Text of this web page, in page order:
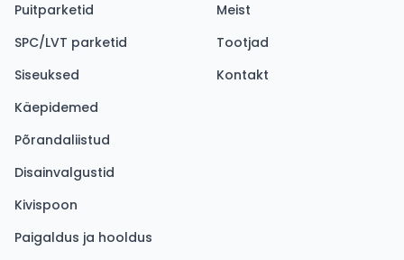
Puitparketid
SPC/LVT parketid
Siseuksed
Käepidemed
Põrandaliistud
Disainvalgustid
Kivispoon
Paigaldus ja hooldus
Meist
Tootjad
Kontakt